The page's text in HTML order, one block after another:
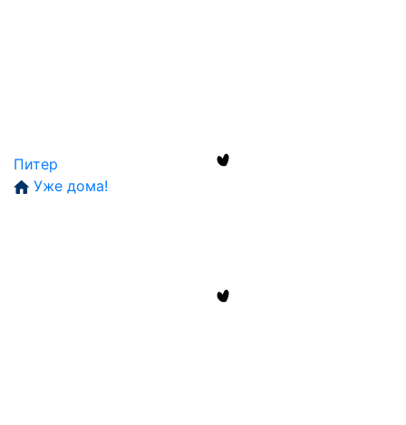
Питер
Уже дома!